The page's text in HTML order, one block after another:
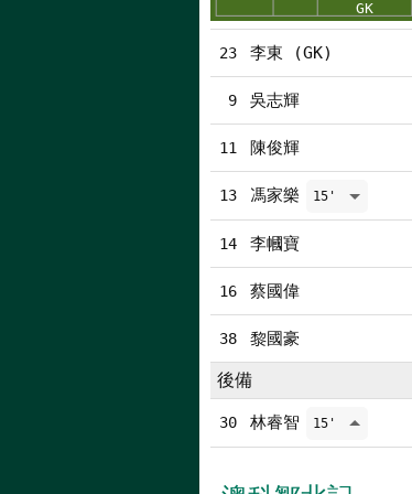
23 李東 (GK)
9 吳志輝
11 陳俊輝
13 馮家樂 15'
14 李幗寶
16 蔡國偉
38 黎國豪
後備
30 林睿智 15'